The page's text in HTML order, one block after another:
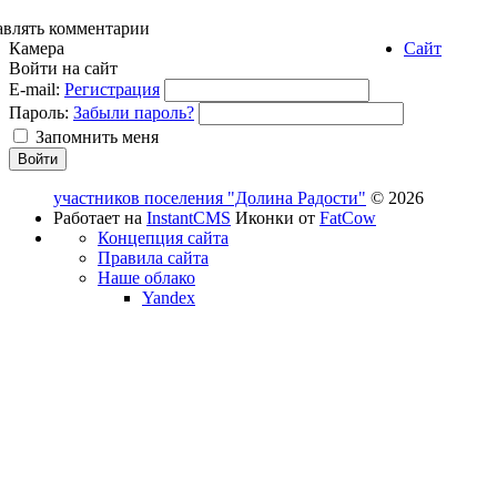
комментарии
Камера
Войти на сайт
E-mail: Регистрация
Пароль: Забыли пароль?
Запомнить меня
Сайт
участников поселения "Долина Радости" © 2026
Работает на InstantCMS Иконки от FatCow
Концепция сайта
Правила сайта
Наше облако
Yandex